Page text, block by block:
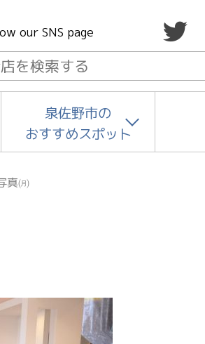
our SNS page
泉佐野市の
おすすめスポット
真㈪